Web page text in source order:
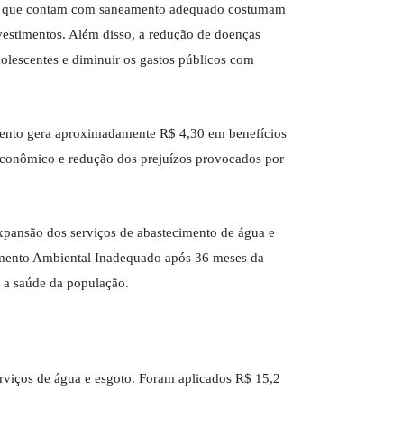
contam com saneamento adequado costumam
Além disso, a redução de doenças
e diminuir os gastos públicos com
gera aproximadamente R$ 4,30 em benefícios
e redução dos prejuízos provocados por
dos serviços de abastecimento de água e
Ambiental Inadequado após 36 meses da
saúde da população.
de água e esgoto. Foram aplicados R$ 15,2